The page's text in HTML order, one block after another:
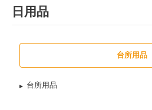
日用品
台所用品
台所用品